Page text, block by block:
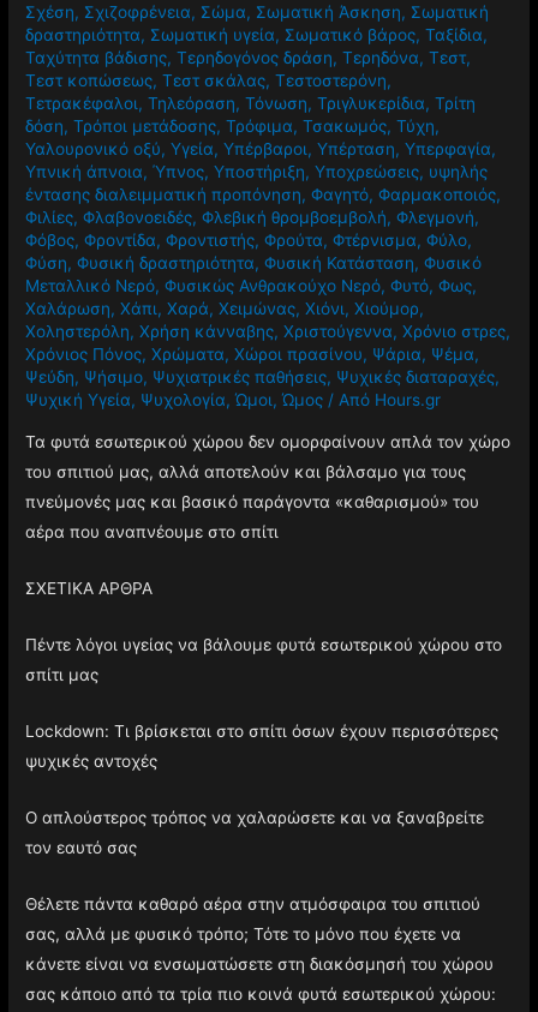
Σχέση, Σχιζοφρένεια, Σώμα, Σωματική Άσκηση, Σωματική
δραστηριότητα, Σωματική υγεία, Σωματικό βάρος,Ταξίδια,
Ταχύτητα βάδισης,Τερηδογόνος δράση,Τερηδόνα,Τεστ,
Τεστ κοπώσεως,Τεστ σκάλας,Τεστοστερόνη,
Τετρακέφαλοι,Τηλεόραση,Τόνωση,Τριγλυκερίδια,Τρίτη
δόση,Τρόποι μετάδοσης,Τρόφιμα,Τσακωμός,Τύχη,
Υαλουρονικό οξύ,Υγεία,Υπέρβαροι,Υπέρταση,Υπερφαγία,
Υπνική άπνοια,Ύπνος,Υποστήριξη,Υποχρεώσεις, υψηλής
έντασης διαλειμματική προπόνηση,Φαγητό,Φαρμακοποιός,
Φιλίες,Φλαβονοειδές,Φλεβική θρομβοεμβολή,Φλεγμονή,
Φόβος,Φροντίδα,Φροντιστής,Φρούτα,Φτέρνισμα,Φύλο,
Φύση,Φυσική δραστηριότητα,Φυσική Κατάσταση,Φυσικό
Μεταλλικό Νερό,Φυσικώς Ανθρακούχο Νερό,Φυτό,Φως,
Χαλάρωση,Χάπι,Χαρά,Χειμώνας,Χιόνι,Χιούμορ,
Χοληστερόλη,Χρήση κάνναβης,Χριστούγεννα,Χρόνιο στρες,
Χρόνιος Πόνος,Χρώματα,Χώροι πρασίνου, Ψάρια, Ψέμα,
Ψεύδη, Ψήσιμο, Ψυχιατρικές παθήσεις, Ψυχικές διαταραχές,
Ψυχική Υγεία, Ψυχολογία,Ώμοι,Ώμος / Από Hours.gr
Τα φυτά εσωτερικού χώρου δεν ομορφαίνουν απλά τον χώρο
του σπιτιού μας, αλλά αποτελούν και βάλσαμο για τους
πνεύμονές μας και βασικό παράγοντα «καθαρισμού» του
αέρα που αναπνέουμε στο σπίτι
ΣΧΕΤΙΚΑ ΑΡΘΡΑ
Πέντε λόγοι υγείας να βάλουμε φυτά εσωτερικού χώρου στο
σπίτι μας
Lockdown: Τι βρίσκεται στο σπίτι όσων έχουν περισσότερες
ψυχικές αντοχές
Ο απλούστερος τρόπος να χαλαρώσετε και να ξαναβρείτε
τον εαυτό σας
Θέλετε πάντα καθαρό αέρα στην ατμόσφαιρα του σπιτιού
σας, αλλά με φυσικό τρόπο; Τότε το μόνο που έχετε να
κάνετε είναι να ενσωματώσετε στη διακόσμησή του χώρου
σας κάποιο από τα τρία πιο κοινά φυτά εσωτερικού χώρου: